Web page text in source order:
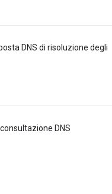
DNS di risoluzione degli
DNS